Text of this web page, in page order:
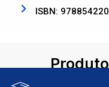
ISBN: